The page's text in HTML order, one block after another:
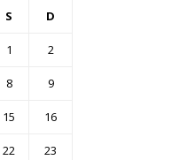
S D
1 2
8 9
15 16
22 23